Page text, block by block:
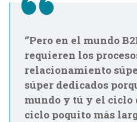
‘’Pero en el mundo
requieren los
relacionamiento
súper dedicados
mundo y tú y el ciclo
ciclo poquito más